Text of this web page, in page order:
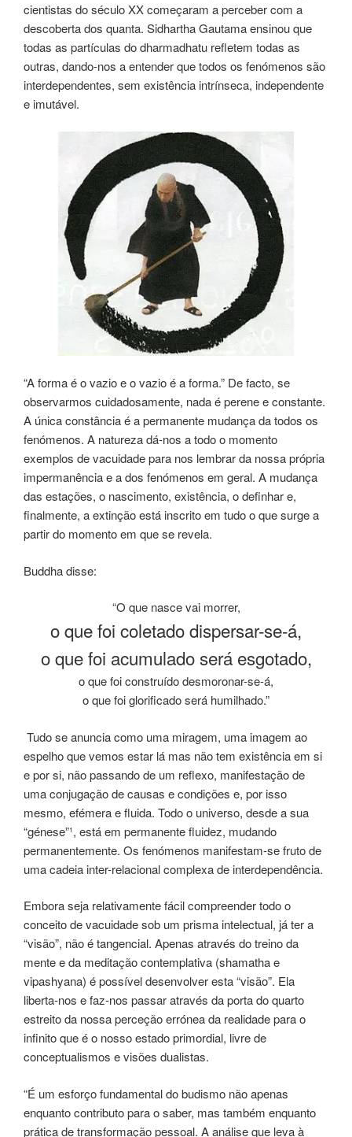
cientistas do século XX começaram a perceber com a
descoberta dos quanta. Sidhartha Gautama ensinou que
todas as partículas do dharmadhatu refletem todas as
outras, dando-nos a entender que todos os fenómenos são
interdependentes, sem existência intrínseca, independente
e imutável.
“A forma é o vazio e o vazio é a forma.” De facto, se
observarmos cuidadosamente, nada é perene e constante.
A única constância é a permanente mudança da todos os
fenómenos. A natureza dá-nos a todo o momento
exemplos de vacuidade para nos lembrar da nossa própria
impermanência e a dos fenómenos em geral. A mudança
das estações, o nascimento, existência, o definhar e,
finalmente, a extinção está inscrito em tudo o que surge a
partir do momento em que se revela.
Buddha disse:
“O que nasce vai morrer,
o que foi coletado dispersar-se-á,
o que foi acumulado será esgotado,
o que foi construído desmoronar-se-á,
o que foi glorificado será humilhado.”
Tudo se anuncia como uma miragem, uma imagem ao
espelho que vemos estar lá mas não tem existência em si
e por si, não passando de um reflexo, manifestação de
uma conjugação de causas e condições e, por isso
mesmo, efémera e fluida. Todo o universo, desde a sua
“génese”¹, está em permanente fluidez, mudando
permanentemente. Os fenómenos manifestam-se fruto de
uma cadeia inter-relacional complexa de interdependência.
Embora seja relativamente fácil compreender todo o
conceito de vacuidade sob um prisma intelectual, já ter a
“visão”, não é tangencial. Apenas através do treino da
mente e da meditação contemplativa (shamatha e
vipashyana) é possível desenvolver esta “visão”. Ela
liberta-nos e faz-nos passar através da porta do quarto
estreito da nossa perceção errónea da realidade para o
infinito que é o nosso estado primordial, livre de
conceptualismos e visões dualistas.
“É um esforço fundamental do budismo não apenas
enquanto contributo para o saber, mas também enquanto
prática de transformação pessoal. A análise que leva à